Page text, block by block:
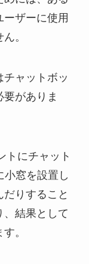
ザーに使用
。
ャットボッ
要がありま
トにチャット
小窓を設置し
りすること
、結果として
。